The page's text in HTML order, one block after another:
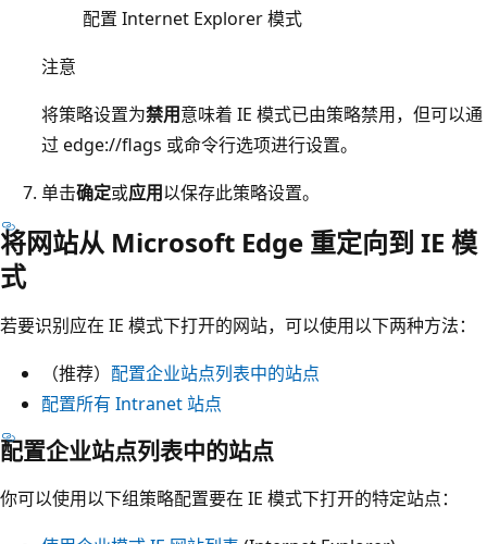
配置 Internet Explorer 模式
注意
将策略设置为禁用意味着 IE 模式已由策略禁用，但可以通
过 edge://flags 或命令行选项进行设置。
单击确定或应用以保存此策略设置。
将网站从 Microsoft Edge 重定向到 IE 模
式
若要识别应在 IE 模式下打开的网站，可以使用以下两种方法：
（推荐） 配置企业站点列表中的站点
配置所有 Intranet 站点
配置企业站点列表中的站点
你可以使用以下组策略配置要在 IE 模式下打开的特定站点：